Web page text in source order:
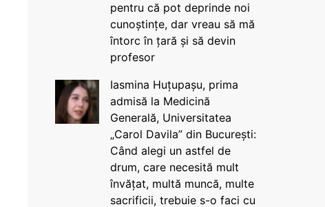
pentru că pot deprinde noi
cunoștințe, dar vreau să mă
întorc în țară și să devin
profesor
Iasmina Huțupașu, prima
admisă la Medicină
Generală, Universitatea
„Carol Davila” din București:
Când alegi un astfel de
drum, care necesită mult
învățat, multă muncă, multe
sacrificii, trebuie s-o faci cu